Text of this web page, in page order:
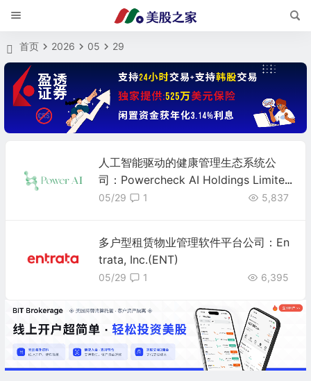
首页 2026 05 29
人工智能驱动的健康管理生态系统公
司：Powercheck AI Holdings Limited
(PCAI)
05/29 5,837
1
多户型租赁物业管理软件平台公司：En
trata, Inc.(ENT)
05/29 6,395
1